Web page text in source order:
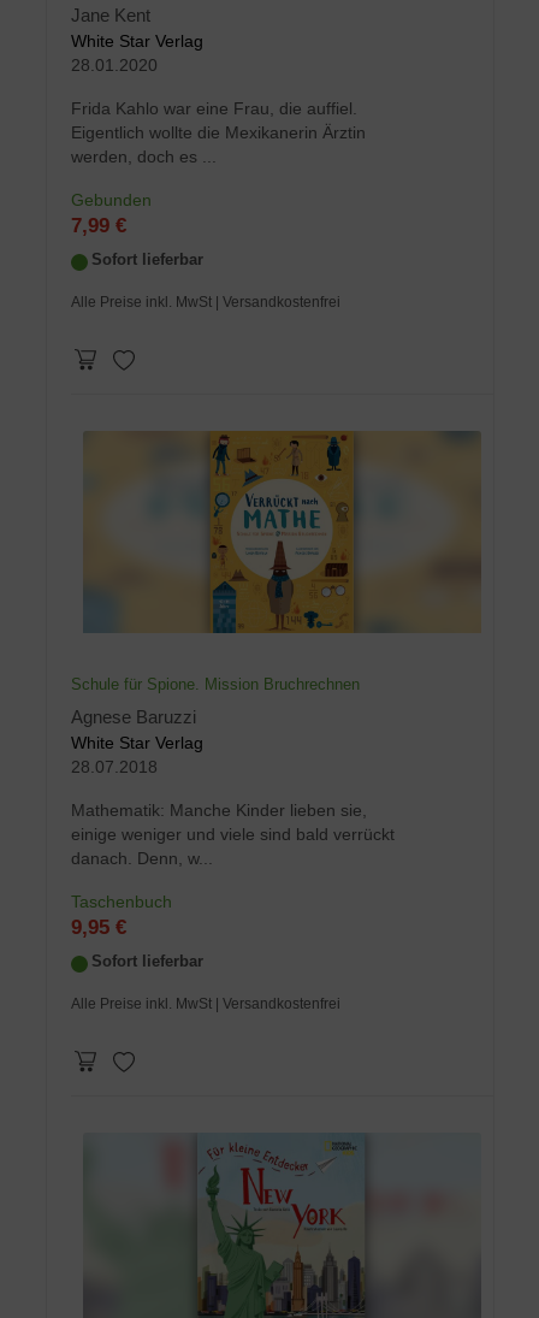
Jane Kent
White Star Verlag
28.01.2020
Frida Kahlo war eine Frau, die auffiel.
Eigentlich wollte die Mexikanerin Ärztin
werden, doch es ...
Gebunden
7,99 €
Sofort lieferbar
Alle Preise inkl. MwSt | Versandkostenfrei
Schule für Spione. Mission Bruchrechnen
Agnese Baruzzi
White Star Verlag
28.07.2018
Mathematik: Manche Kinder lieben sie,
einige weniger und viele sind bald verrückt
danach. Denn, w...
Taschenbuch
9,95 €
Sofort lieferbar
Alle Preise inkl. MwSt | Versandkostenfrei